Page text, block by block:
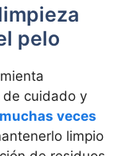
pelo
cuidado y
muchas veces
limpio